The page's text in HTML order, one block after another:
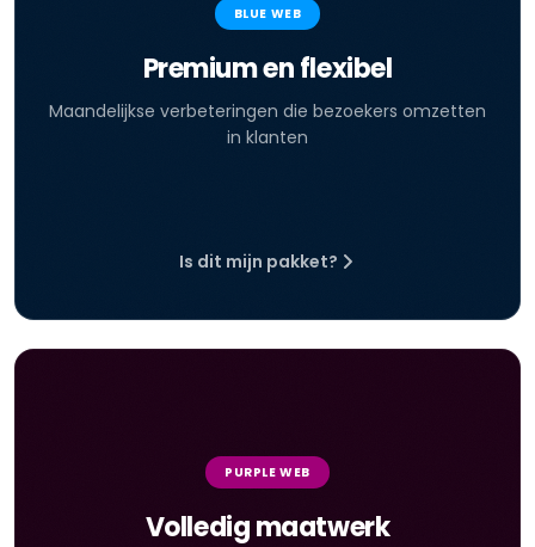
BLUE WEB
Premium en flexibel
Maandelijkse verbeteringen die bezoekers omzetten
in klanten
Is dit mijn pakket?
PURPLE WEB
Volledig maatwerk